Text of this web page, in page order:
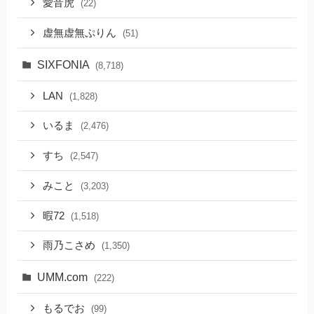
愛音虎 (22)
虚無虚無ぷりん (51)
SIXFONIA (8,718)
LAN (1,828)
いるま (2,476)
すち (2,547)
みこと (3,203)
暇72 (1,518)
雨乃こさめ (1,350)
UMM.com (222)
もるでお (99)